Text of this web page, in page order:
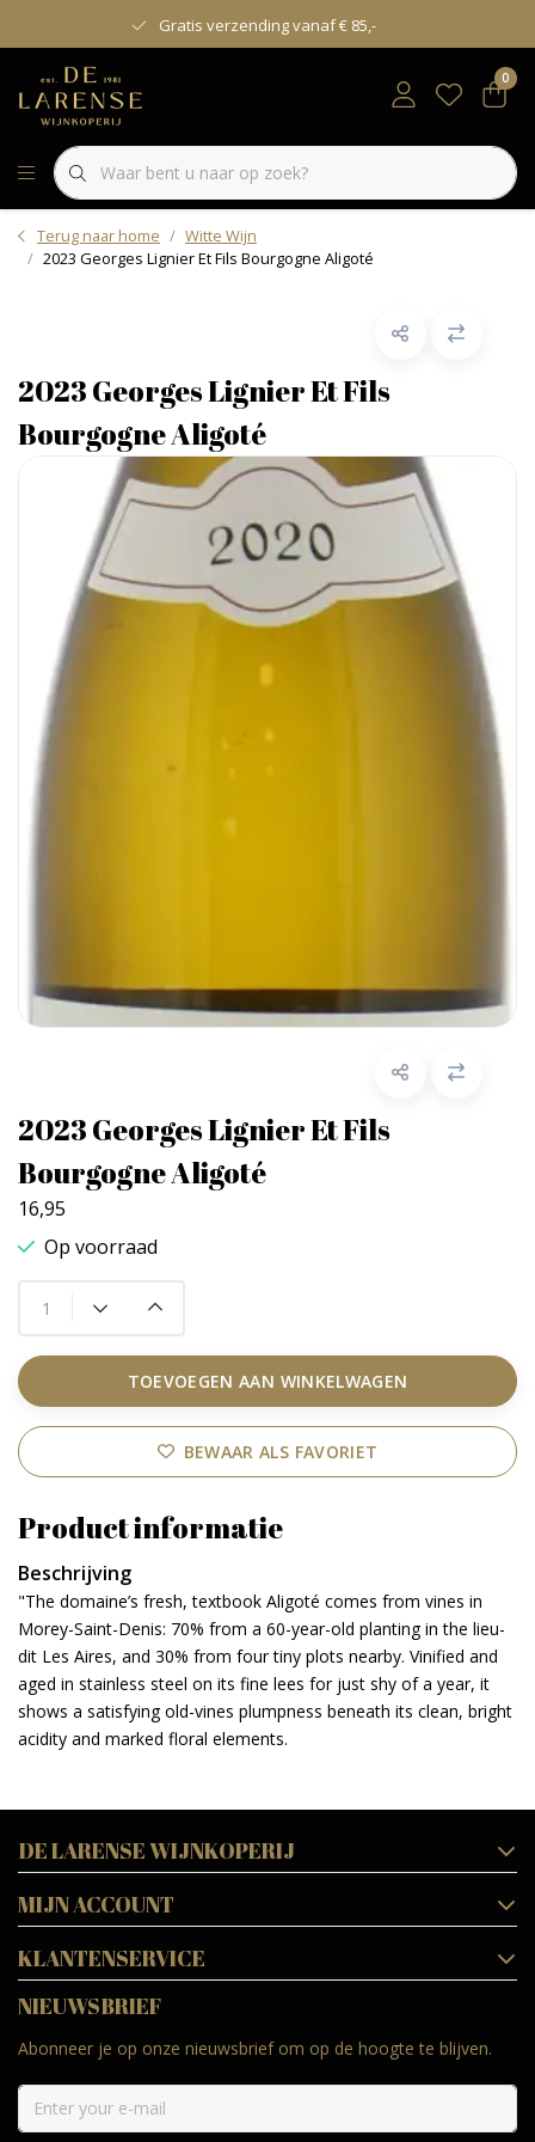
Gratis verzending vanaf € 85,-
0
Terug naar home
Witte Wijn
2023 Georges Lignier Et Fils Bourgogne Aligoté
2023 Georges Lignier Et Fils
Bourgogne Aligoté
2023 Georges Lignier Et Fils
Bourgogne Aligoté
16,95
Op voorraad
TOEVOEGEN AAN WINKELWAGEN
BEWAAR ALS FAVORIET
Product informatie
Beschrijving
"The domaine’s fresh, textbook Aligoté comes from vines in
Morey-Saint-Denis: 70% from a 60-year-old planting in the lieu-
dit Les Aires, and 30% from four tiny plots nearby. Vinified and
aged in stainless steel on its fine lees for just shy of a year, it
shows a satisfying old-vines plumpness beneath its clean, bright
acidity and marked floral elements.
DE LARENSE WIJNKOPERIJ
MIJN ACCOUNT
KLANTENSERVICE
NIEUWSBRIEF
Abonneer je op onze nieuwsbrief om op de hoogte te blijven.